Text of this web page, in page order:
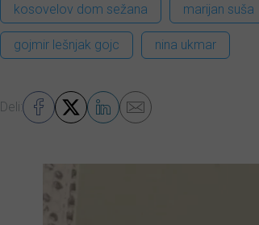
kosovelov dom sežana marijan suša
gojmir lešnjak gojc nina ukmar
Deli: